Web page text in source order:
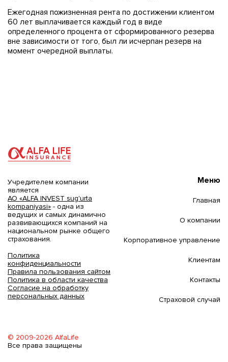
Ежегодная пожизненная рента по достижении клиентом
60 лет выплачивается каждый год в виде
определенного процента от сформированного резерва
вне зависимости от того, был ли исчерпан резерв на
момент очередной выплаты.
Учредителем компании
является
АО «ALFA INVEST sug'urta
kompaniyasi» - одна из
ведущих и самых динамично
развивающихся компаний на
национальном рынке общего
страхования.
Политика
конфиденциальности
Правила пользования сайтом
Политика в области качества
Согласие на обработку
персональных данных
© 2009-2026 AlfaLife
Все права защищены
Меню
Главная
О компании
Корпоративное управление
Клиентам
Контакты
Страховой случай